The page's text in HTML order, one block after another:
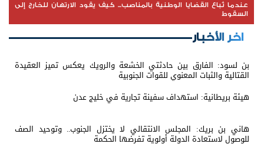
عندما تُباع القضايا الوطنية بالمناصب... كيف يقود الارتهان للخارج إلى
السقوط
اخر الأخبار
بن لسود: الفارق بين حادثتي الخشعة والرويك يعكس تميز العقيدة
القتالية والثبات المعنوي للقوات الجنوبية
هيئة بريطانية: استهداف سفينة تجارية في خليج عدن
هاني بن بريك: المجلس الانتقالي لا يختزل الجنوب.. وتوحيد الصف
للوصول لاستعادة الدولة أولوية تفرضها الحكمة